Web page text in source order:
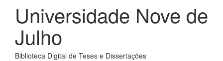
Universidade Nove de
Julho
Biblioteca Digital de Teses e Dissertações